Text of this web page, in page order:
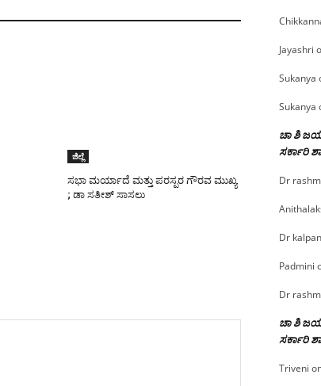
ಜಿಲ್ಲೆ
ಸಭಾ ಮರ್ಯಾದೆ ಮತ್ತು ಪರಸ್ಪರ ಗೌರವ ಮುಖ್ಯ
; ಡಾ ಸತೀಶ್ ಸಾಸಲು
Jayashri
Sukanya
Sukanya
ಚಾ ಶಿ
ಸರ್ಕಾರಿ
Dr
Dr
Padmini
Dr
ಚಾ ಶಿ
ಸರ್ಕಾರಿ
Triveni